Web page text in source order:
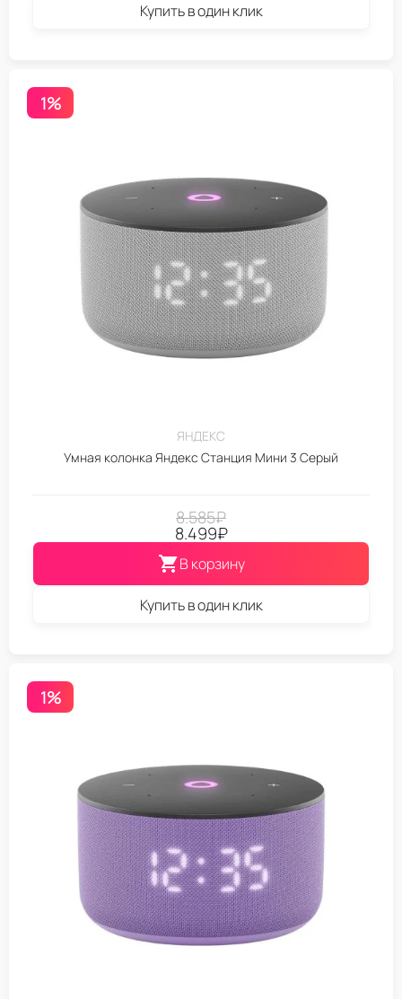
Купить в один клик
1%
ЯНДЕКС
Умная колонка Яндекс Станция Мини 3 Серый
8.585₽
8.499₽
В корзину
Купить в один клик
1%